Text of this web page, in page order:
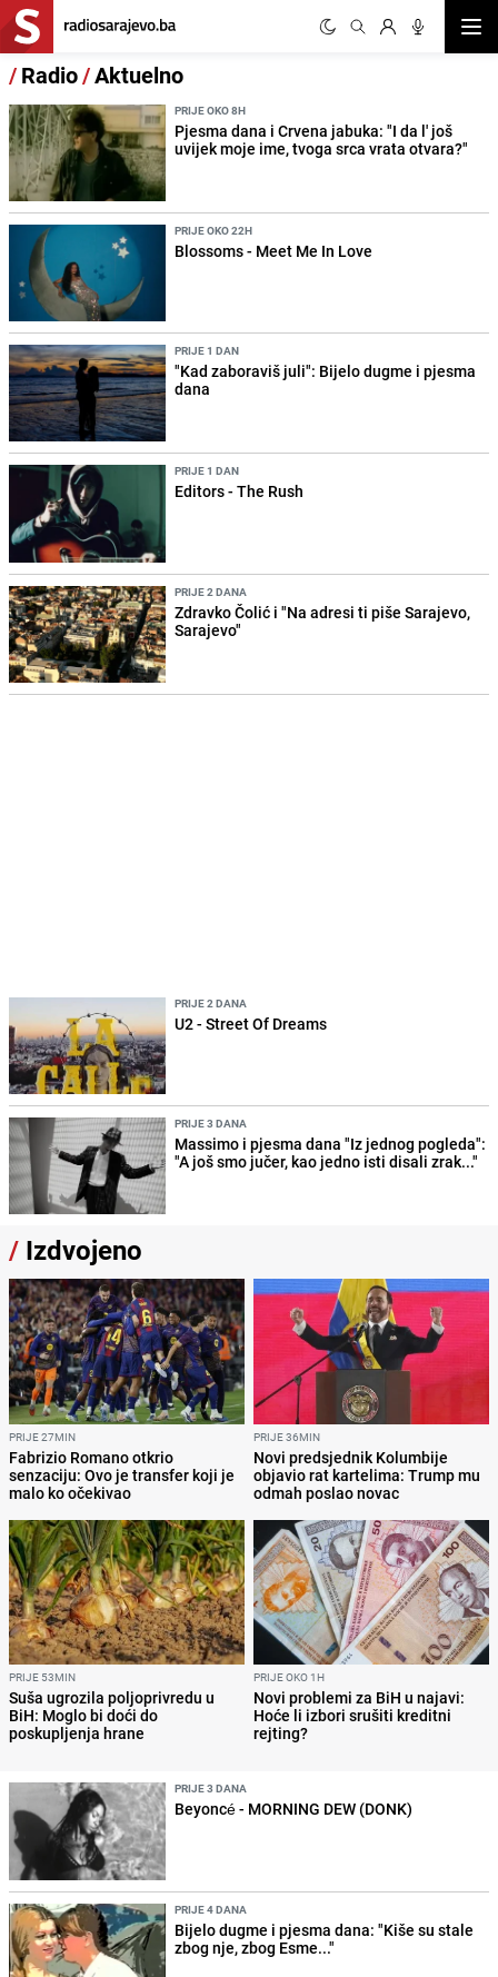
/Radio/Aktuelno
PRIJE OKO 8H
Pjesma dana i Crvena jabuka: "I da l' još
uvijek moje ime, tvoga srca vrata otvara?"
PRIJE OKO 22H
Blossoms - Meet Me In Love
PRIJE 1 DAN
"Kad zaboraviš juli": Bijelo dugme i pjesma
dana
PRIJE 1 DAN
Editors - The Rush
PRIJE 2 DANA
Zdravko Čolić i "Na adresi ti piše Sarajevo,
Sarajevo"
PRIJE 2 DANA
U2 - Street Of Dreams
PRIJE 3 DANA
Massimo i pjesma dana "Iz jednog pogleda":
"A još smo jučer, kao jedno isti disali zrak..."
/ Izdvojeno
PRIJE 27MIN
Fabrizio Romano otkrio
senzaciju: Ovo je transfer koji je
malo ko očekivao
PRIJE 36MIN
Novi predsjednik Kolumbije
objavio rat kartelima: Trump mu
odmah poslao novac
PRIJE 53MIN
Suša ugrozila poljoprivredu u
BiH: Moglo bi doći do
poskupljenja hrane
PRIJE OKO 1H
Novi problemi za BiH u najavi:
Hoće li izbori srušiti kreditni
rejting?
PRIJE 3 DANA
Beyoncé - MORNING DEW (DONK)
PRIJE 4 DANA
Bijelo dugme i pjesma dana: "Kiše su stale
zbog nje, zbog Esme..."